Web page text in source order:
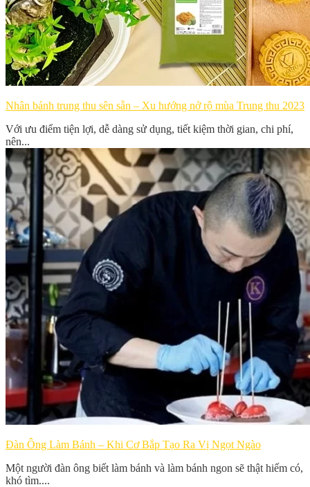
Nhân bánh trung thu sên sẵn – Xu hướng nở rộ mùa Trung thu 2023
Với ưu điểm tiện lợi, dễ dàng sử dụng, tiết kiệm thời gian, chi phí,
nên...
Đàn Ông Làm Bánh – Khi Cơ Bắp Tạo Ra Vị Ngọt Ngào
Một người đàn ông biết làm bánh và làm bánh ngon sẽ thật hiếm có,
khó tìm....